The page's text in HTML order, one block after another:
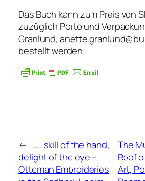
Das Buch kann zum Preis von
zuzüglich Porto und
Granlund,
bestellt werden.
← ….. skill of the hand,
delight of the eye –
Ottoman Embroideries
The
Roof
Art,